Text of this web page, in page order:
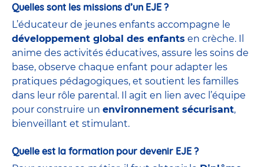
Quelles sont les missions d’un EJE ?
L’éducateur de jeunes enfants accompagne le
développement global des enfants en crèche. Il
anime des activités éducatives, assure les soins de
base, observe chaque enfant pour adapter les
pratiques pédagogiques, et soutient les familles
dans leur rôle parental. Il agit en lien avec l’équipe
pour construire un environnement sécurisant,
bienveillant et stimulant.
Quelle est la formation pour devenir EJE ?